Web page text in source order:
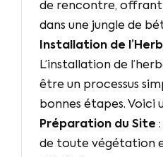
de rencontre, offrant
dans une jungle de
Installation de
L’installation de
être un processus
bonnes étapes. Voici
Préparation du Site
de toute végétation